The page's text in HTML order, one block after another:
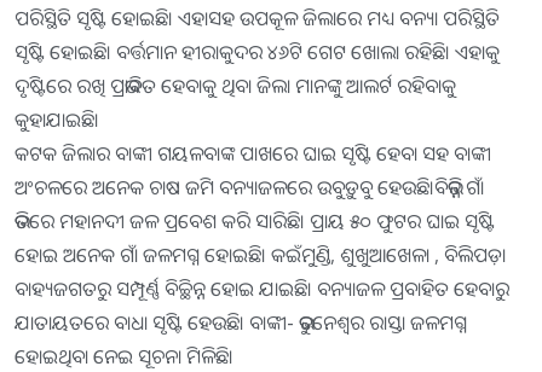
ପରିସ୍ଥିତି ସୃଷ୍ଟି ହୋଇଛି। ଏହାସହ ଉପକୂଳ ଜିଲାରେ ମଧ୍ୟ ବନ୍ୟା ପରିସ୍ଥିତି
ସୃଷ୍ଟି ହୋଇଛି। ବର୍ତ୍ତମାନ ହୀରାକୁଦର ୪୬ଟି ଗେଟ ଖୋଲା ରହିଛି। ଏହାକୁ
ଦୃଷ୍ଟିରେ ରଖି ପ୍ରଭାବିତ ହେବାକୁ ଥିବା ଜିଲା ମାନଙ୍କୁ ଆଲର୍ଟ ରହିବାକୁ
କୁହାଯାଇଛି।
କଟକ ଜିଲାର ବାଙ୍କୀ ଗୟଳବାଙ୍କ ପାଖରେ ଘାଇ ସୃଷ୍ଟି ହେବା ସହ ବାଙ୍କୀ
ଅଂଚଳରେ ଅନେକ ଚାଷ ଜମି ବନ୍ୟାଜଳରେ ଉବୁଡ଼ୁବୁ ହେଉଛି।ବିଭିନ୍ନ ଗାଁ
ଭିତରେ ମହାନଦୀ ଜଳ ପ୍ରବେଶ କରି ସାରିଛି। ପ୍ରାୟ ୫୦ ଫୁଟର ଘାଇ ସୃଷ୍ଟି
ହୋଇ ଅନେକ ଗାଁ ଜଳମଗ୍ନ ହୋଇଛି। କଇଁମୁଣ୍ଡି, ଶୁଖୁଆଖେଳା , ବିଲିପଡ଼ା
ବାହ୍ୟଜଗତରୁ ସମ୍ପୂର୍ଣ୍ଣ ବିଚ୍ଛିନ୍ନ ହୋଇ ଯାଇଛି। ବନ୍ୟାଜଳ ପ୍ରବାହିତ ହେବାରୁ
ଯାତାୟତରେ ବାଧା ସୃଷ୍ଟି ହେଉଛି। ବାଙ୍କୀ- ଭୁବନେଶ୍ୱର ରାସ୍ତା ଜଳମଗ୍ନ
ହୋଇଥିବା ନେଇ ସୂଚନା ମିଳିଛି।